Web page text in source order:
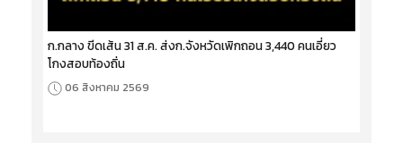
ก.กลาง ขีดเส้น 31 ส.ค. ส่งก.จังหวัดเพิกถอน 3,440 คนเอี่ยว
โกงสอบท้องถิ่น
06 สิงหาคม 2569